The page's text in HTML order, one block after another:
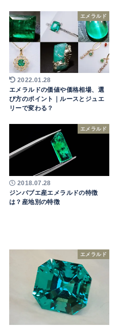
エメラルド
2022.01.28
エメラルドの価値や価格相場、選
び方のポイント｜ルースとジュエ
リーで変わる？
エメラルド
2018.07.28
ジンバブエ産エメラルドの特徴
は？産地別の特徴
エメラルド